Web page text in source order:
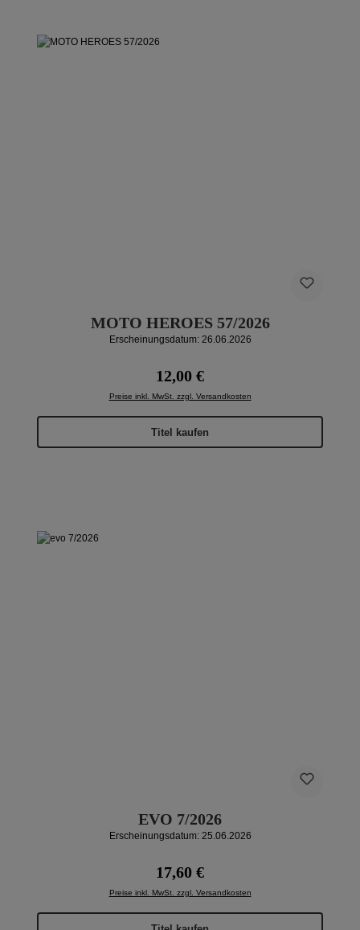
MOTO HEROES 57/2026
Erscheinungsdatum: 26.06.2026
Regulärer Preis:
12,00 €
Preise inkl. MwSt. zzgl. Versandkosten
Titel kaufen
EVO 7/2026
Erscheinungsdatum: 25.06.2026
Regulärer Preis:
17,60 €
Preise inkl. MwSt. zzgl. Versandkosten